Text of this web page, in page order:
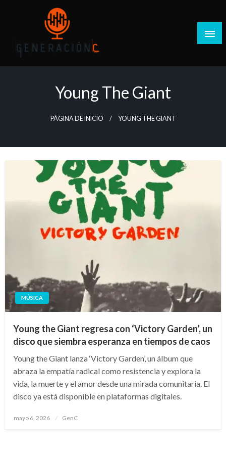
Young The Giant
PÁGINA DE INICIO YOUNG THE GIANT
MÚSICA
Young the Giant regresa con ‘Victory Garden’, un
disco que siembra esperanza en tiempos de caos
Young the Giant lanza ‘Victory Garden’, un álbum que
abraza la empatía radical como resistencia y explora la
vida, la muerte y el amor desde una mirada comunitaria. El
disco ya está disponible en plataformas digitales.
Publicado
mayo 6, 2026 GenC